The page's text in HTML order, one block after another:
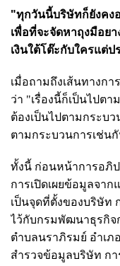
"ทุกวันนี้บริษัทก็ยังคง
เพื่อที่จะจัดหาถุงมือย
เงินใต้โต๊ะกับใครแต่ป
เมื่อถามถึงเส้นทางกา
ว่า "เรื่องนี้ก็เป็นไปต
ต้องเป็นไปตามกระบ
ตามกระบวนการเช่น
ทั้งนี้ ก่อนหน้าการอภิป
การเปิดเผยข้อมูลจา
เป็นจุดที่ตั้งของบริษัท
ไว้กับกรมพัฒนาธุรกิจ
ตำบลนราภิรมย์ อำเภ
สำรวจข้อมูลบริษัท กา